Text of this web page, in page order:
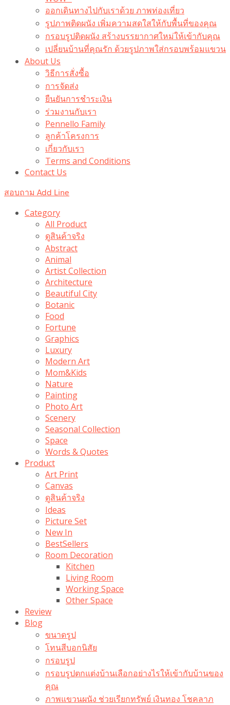
ออกเดินทางไปกับเราด้วย ภาพท่องเที่ยว
รูปภาพติดผนัง เพิ่มความสดใสให้กับพื้นที่ของคุณ
กรอบรูปติดผนัง สร้างบรรยากาศใหม่ให้เข้ากับคุณ
เปลี่ยนบ้านที่คุณรัก ด้วยรูปภาพใส่กรอบพร้อมแขวน​
About Us
วิธีการสั่งซื้อ
การจัดส่ง
ยืนยันการชำระเงิน
ร่วมงานกับเรา
Pennello Family
ลูกค้าโครงการ
เกี่ยวกับเรา
Terms and Conditions
Contact Us
สอบถาม Add Line
Category
All Product
ดูสินค้าจริง
Abstract
Animal
Artist Collection
Architecture
Beautiful City
Botanic
Food
Fortune
Graphics
Luxury
Modern Art
Mom&Kids
Nature
Painting
Photo Art
Scenery
Seasonal Collection
Space
Words & Quotes
Product
Art Print
Canvas
ดูสินค้าจริง
Ideas
Picture Set
New In
BestSellers
Room Decoration
Kitchen
Living Room
Working Space
Other Space
Review
Blog
ขนาดรูป
โทนสีบอกนิสัย
กรอบรูป
กรอบรูปตกแต่งบ้านเลือกอย่างไรให้เข้ากับบ้านของ
คุณ
ภาพแขวนผนัง ช่วยเรียกทรัพย์ เงินทอง โชคลาภ